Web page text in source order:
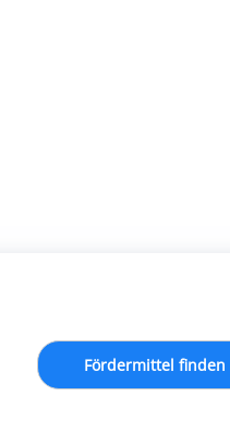
Fördermittel finden